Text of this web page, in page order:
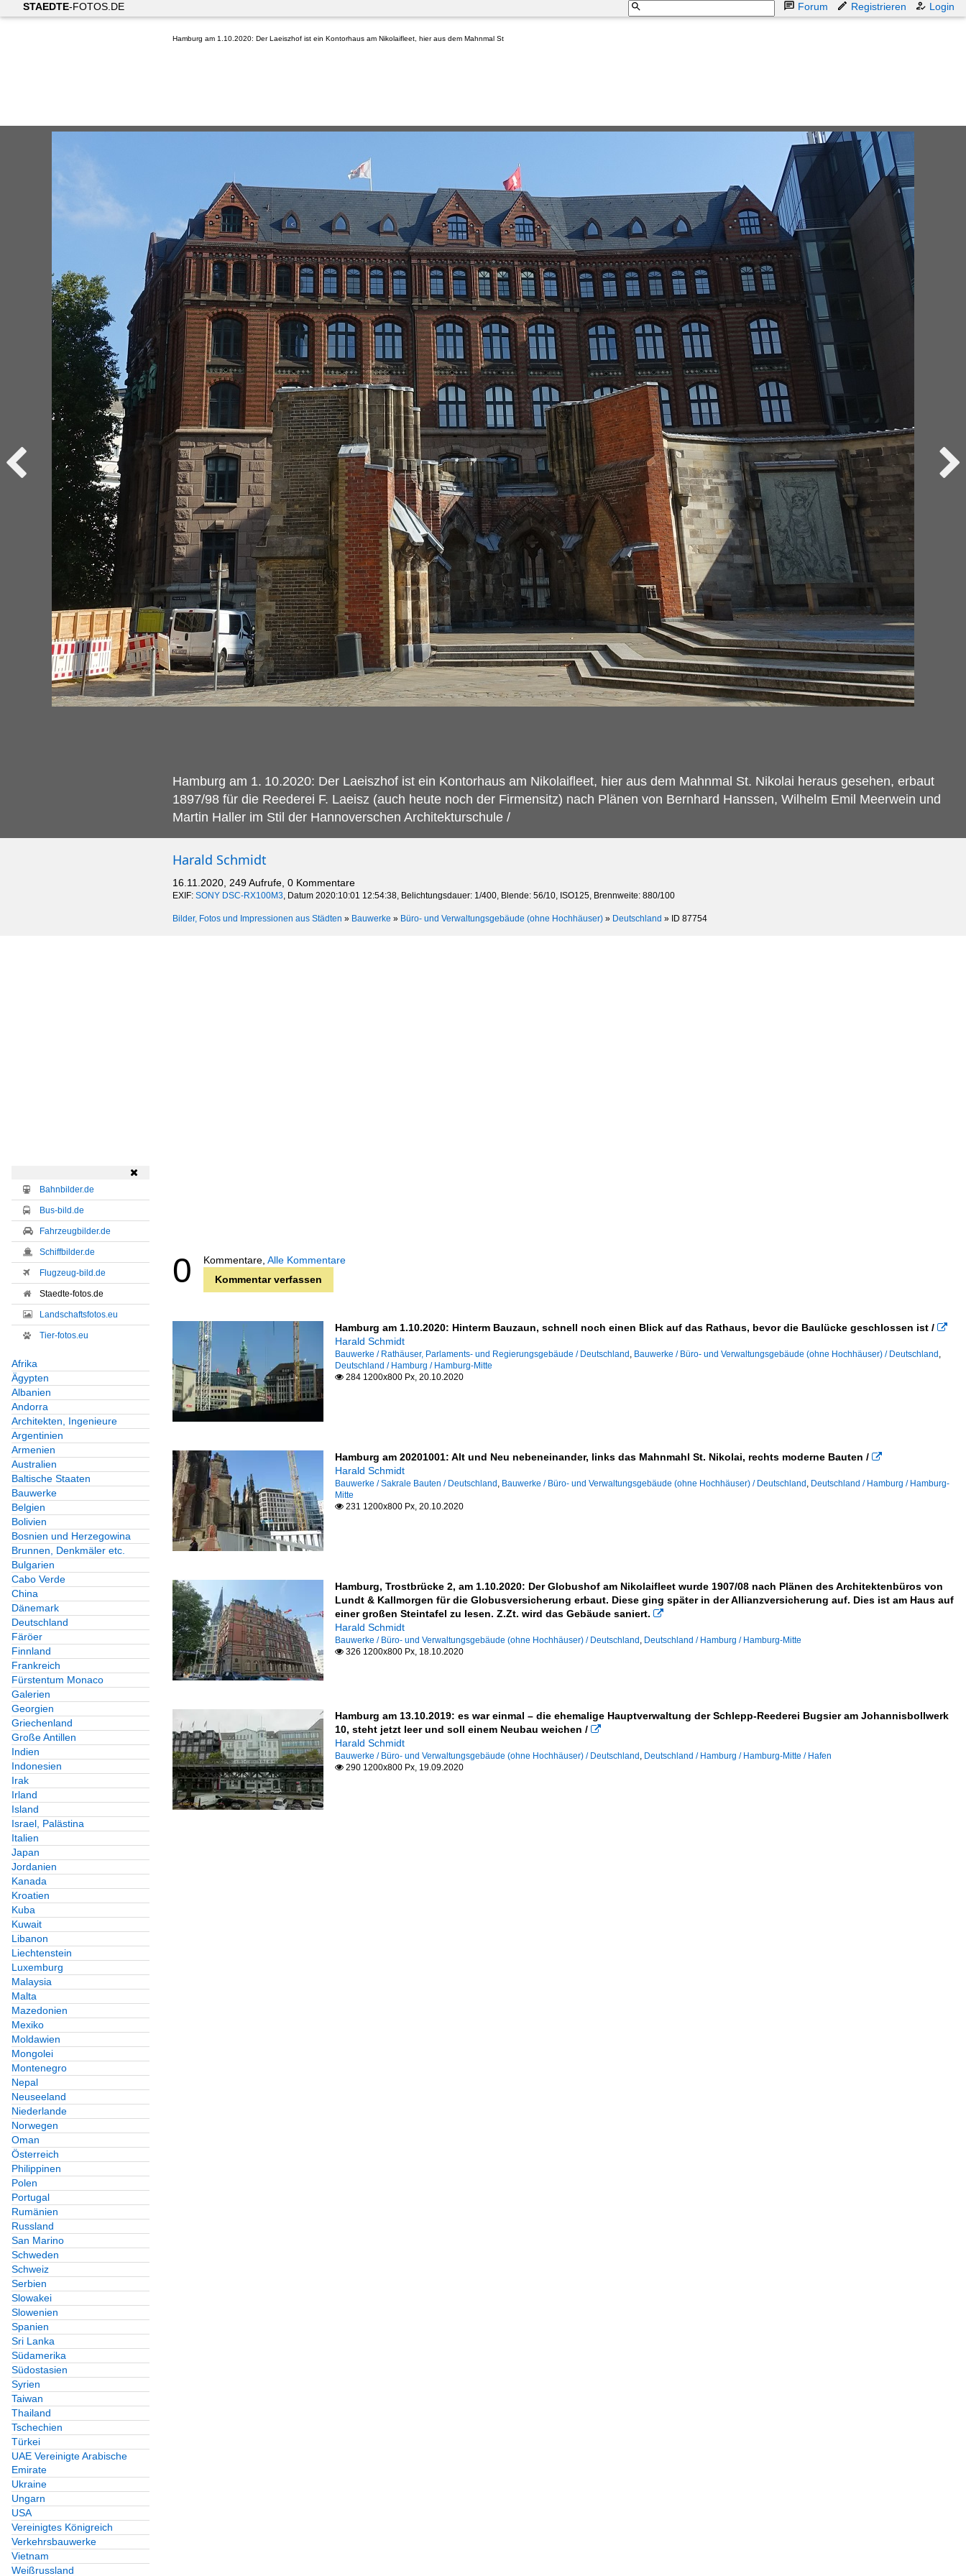
STAEDTE-FOTOS.DE Forum Registrieren Login
Hamburg am 1.10.2020: Der Laeiszhof ist ein Kontorhaus am Nikolaifleet, hier aus dem Mahnmal St
Hamburg am 1. 10.2020: Der Laeiszhof ist ein Kontorhaus am Nikolaifleet, hier aus dem Mahnmal St. Nikolai heraus gesehen, erbaut
1897/98 für die Reederei F. Laeisz (auch heute noch der Firmensitz) nach Plänen von Bernhard Hanssen, Wilhelm Emil Meerwein und
Martin Haller im Stil der Hannoverschen Architekturschule /
Harald Schmidt
16.11.2020, 249 Aufrufe, 0 Kommentare
EXIF: SONY DSC-RX100M3, Datum 2020:10:01 12:54:38, Belichtungsdauer: 1/400, Blende: 56/10, ISO125, Brennweite: 880/100
Bilder, Fotos und Impressionen aus Städten » Bauwerke » Büro- und Verwaltungsgebäude (ohne Hochhäuser) » Deutschland » ID 87754

Bahnbilder.de
Bus-bild.de
Fahrzeugbilder.de
Schiffbilder.de
Flugzeug-bild.de
Staedte-fotos.de
Landschaftsfotos.eu
Tier-fotos.eu
Afrika
Ägypten
Albanien
Andorra
Architekten, Ingenieure
Argentinien
Armenien
Australien
Baltische Staaten
Bauwerke
Belgien
Bolivien
Bosnien und Herzegowina
Brunnen, Denkmäler etc.
Bulgarien
Cabo Verde
China
Dänemark
Deutschland
Färöer
Finnland
Frankreich
Fürstentum Monaco
Galerien
Georgien
Griechenland
Große Antillen
Indien
Indonesien
Irak
Irland
Island
Israel, Palästina
Italien
Japan
Jordanien
Kanada
Kroatien
Kuba
Kuwait
Libanon
Liechtenstein
Luxemburg
Malaysia
Malta
Mazedonien
Mexiko
Moldawien
Mongolei
Montenegro
Nepal
Neuseeland
Niederlande
Norwegen
Oman
Österreich
Philippinen
Polen
Portugal
Rumänien
Russland
San Marino
Schweden
Schweiz
Serbien
Slowakei
Slowenien
Spanien
Sri Lanka
Südamerika
Südostasien
Syrien
Taiwan
Thailand
Tschechien
Türkei
UAE Vereinigte Arabische
Emirate
Ukraine
Ungarn
USA
Vereinigtes Königreich
Verkehrsbauwerke
Vietnam
Weißrussland
0 Kommentare, Alle Kommentare
Kommentar verfassen
Hamburg am 1.10.2020: Hinterm Bauzaun, schnell noch einen Blick auf das Rathaus, bevor die Baulücke geschlossen ist / 
Harald Schmidt
Bauwerke / Rathäuser, Parlaments- und Regierungsgebäude / Deutschland , Bauwerke / Büro- und Verwaltungsgebäude (ohne Hochhäuser) / Deutschland ,
Deutschland / Hamburg / Hamburg-Mitte
284 1200x800 Px, 20.10.2020
Hamburg am 20201001: Alt und Neu nebeneinander, links das Mahnmahl St. Nikolai, rechts moderne Bauten / 
Harald Schmidt
Bauwerke / Sakrale Bauten / Deutschland , Bauwerke / Büro- und Verwaltungsgebäude (ohne Hochhäuser) / Deutschland , Deutschland / Hamburg / Hamburg-
Mitte
231 1200x800 Px, 20.10.2020
Hamburg, Trostbrücke 2, am 1.10.2020: Der Globushof am Nikolaifleet wurde 1907/08 nach Plänen des Architektenbüros von
Lundt & Kallmorgen für die Globusversicherung erbaut. Diese ging später in der Allianzversicherung auf. Dies ist am Haus auf
einer großen Steintafel zu lesen. Z.Zt. wird das Gebäude saniert. 
Harald Schmidt
Bauwerke / Büro- und Verwaltungsgebäude (ohne Hochhäuser) / Deutschland , Deutschland / Hamburg / Hamburg-Mitte
326 1200x800 Px, 18.10.2020
Hamburg am 13.10.2019: es war einmal – die ehemalige Hauptverwaltung der Schlepp-Reederei Bugsier am Johannisbollwerk
10, steht jetzt leer und soll einem Neubau weichen / 
Harald Schmidt
Bauwerke / Büro- und Verwaltungsgebäude (ohne Hochhäuser) / Deutschland , Deutschland / Hamburg / Hamburg-Mitte / Hafen
290 1200x800 Px, 19.09.2020